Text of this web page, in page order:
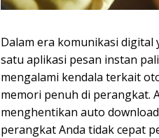
Dalam era komunikasi digital
satu aplikasi pesan instan
mengalami kendala terkait
memori penuh di perangkat.
menghentikan auto
perangkat Anda tidak cepat